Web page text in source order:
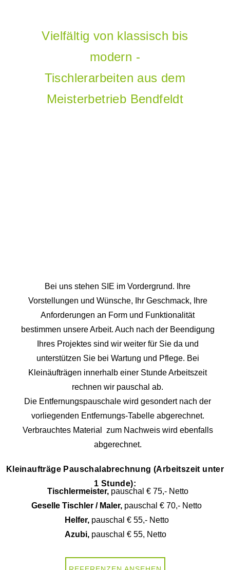
Vielfältig von klassisch bis
modern -
Tischlerarbeiten aus dem
Meisterbetrieb Bendfeldt
Bei uns stehen SIE im Vordergrund. Ihre
Vorstellungen und Wünsche, Ihr Geschmack, Ihre
Anforderungen an Form und Funktionalität
bestimmen unsere Arbeit. Auch nach der Beendigung
Ihres Projektes sind wir weiter für Sie da und
unterstützen Sie bei Wartung und Pflege. Bei
Kleinäufträgen innerhalb einer Stunde Arbeitszeit
rechnen wir pauschal ab.
Die Entfernungspauschale wird gesondert nach der
vorliegenden Entfernungs-Tabelle abgerechnet.
Verbrauchtes Material zum Nachweis wird ebenfalls
abgerechnet.
Kleinaufträge Pauschalabrechnung (Arbeitszeit unter
1 Stunde):
Tischlermeister, pauschal € 75,- Netto
Geselle Tischler / Maler, pauschal € 70,- Netto
Helfer, pauschal € 55,- Netto
Azubi, pauschal € 55, Netto